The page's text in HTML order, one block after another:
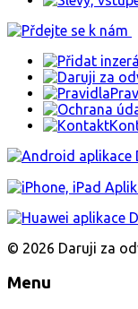
© 2026 Daruji za
Menu